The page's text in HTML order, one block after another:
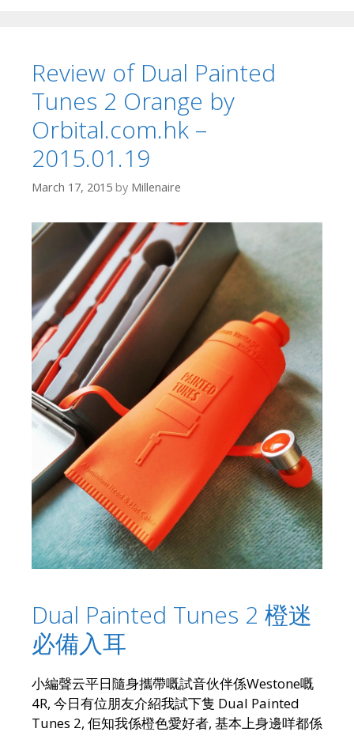
Review of Dual Painted
Tunes 2 Orange by
Orbital.com.hk –
2015.01.19
March 17, 2015 by Millenaire
Dual Painted Tunes 2 橙迷
必備入耳
小編聲云平日隨身攜帶嘅試音伙伴係Westone嘅
4R, 今日有位朋友介紹我試下隻 Dual Painted
Tunes 2, 佢知我係橙色愛好者, 基本上身邊咩都係